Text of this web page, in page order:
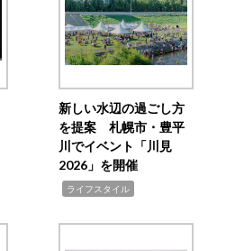
新しい水辺の過ごし方
を提案 札幌市・豊平
川でイベント「川見
2026」を開催
ライフスタイル